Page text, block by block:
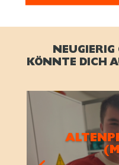
NEUGIERIG
KÖNNTE DICH